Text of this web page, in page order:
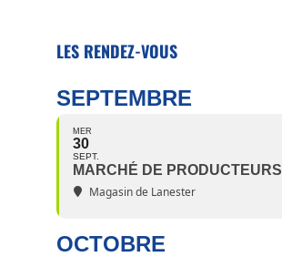
LES RENDEZ-VOUS
SEPTEMBRE
MER
30
SEPT.
MARCHÉ DE PRODUCTEURS
Magasin de Lanester
OCTOBRE